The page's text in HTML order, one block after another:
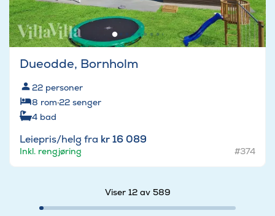
Dueodde, Bornholm
22 personer
8 rom·22 senger
4 bad
Leiepris/helg fra kr 16 089
Inkl. rengjøring #374
Viser 12 av 589